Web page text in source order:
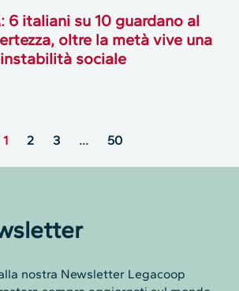
6 italiani su 10 guardano al
oltre la metà vive una
sociale
1 2 3 … 50
nostra Newsletter Legacoop